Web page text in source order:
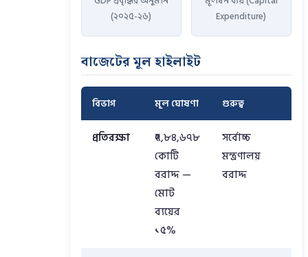
(২০২৫-২৬)
Expenditure)
বাজেটের মূল হাইলাইট
বিভাগ মূল ঘোষণা গুরুত্ব
প্রতিরক্ষা
₹৭,৮৪,৬৭৮
কোটি
বরাদ্দ —
মোট
ব্যয়ের
১৫%
সর্বোচ্চ
মন্ত্রণালয়
বরাদ্দ